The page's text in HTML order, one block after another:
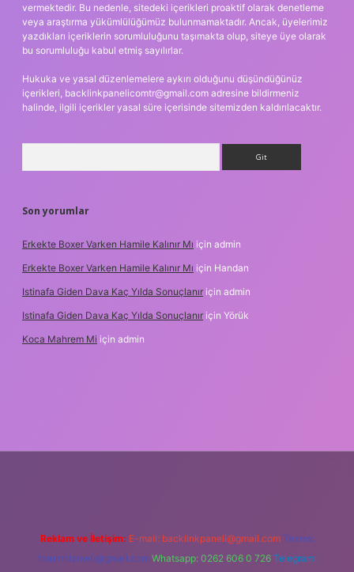
vermektedir. Bu nedenle, sitedeki içerikleri proaktif olarak denetleme
veya araştırma yükümlülüğümüz bulunmamaktadır. Ancak, üyelerimiz
yazdıkları içeriklerin sorumluluğunu taşımakta olup, siteye üye olarak
bu sorumluluğu kabul etmiş sayılırlar.
Hukuka ve yasal düzenlemelere aykırı olduğunu düşündüğünüz
içerikleri, backlinkpanelicomtr@gmail.com adresine bildirmeniz
halinde, ilgili içerikler yasal süre içerisinde sitemizden kaldırılacaktır.
Son yorumlar
Erkekte Boxer Varken Hamile Kalınır Mı için admin
Erkekte Boxer Varken Hamile Kalınır Mı için Handan
Istinafa Giden Dava Kaç Yılda Sonuçlanır için admin
Istinafa Giden Dava Kaç Yılda Sonuçlanır için Yörük
Koca Mahrem Mi için admin
Reklam ve İletişim: E-mail: backlinkpaneli@gmail.com Teams:
forumhizmeti@gmail.com Whatsapp: 0262 606 0 726 Telegram: